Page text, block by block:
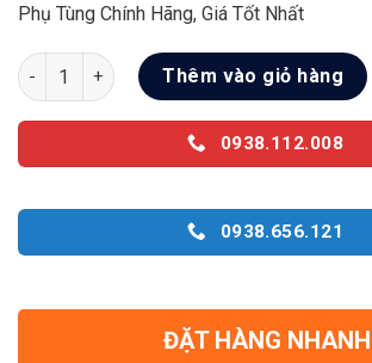
Phụ Tùng Chính Hãng, Giá Tốt Nhất
Trục lái ngõng moay ơ Kia morning số lượng
Thêm vào giỏ hàng
0938.112.008
0938.656.121
ĐẶT HÀNG NHANH